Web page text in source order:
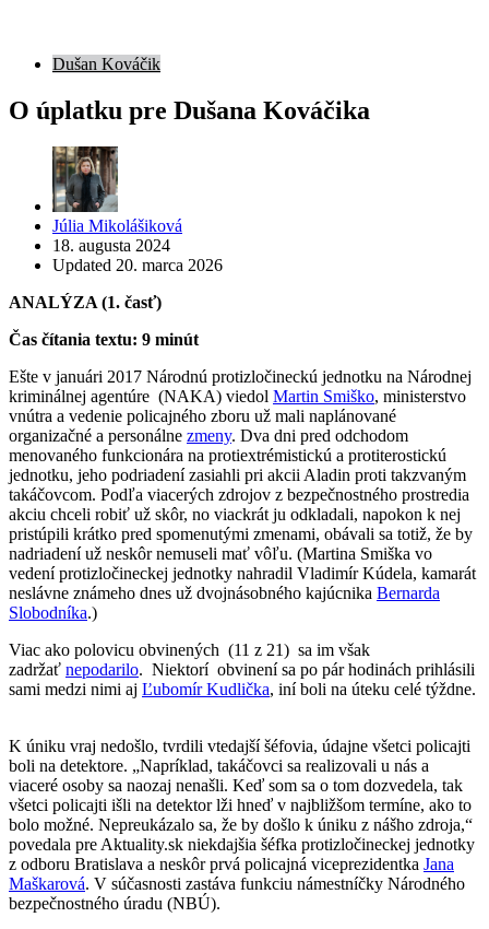
Dušan Kováčik
O úplatku pre Dušana Kováčika
Posted
by
Júlia Mikolášiková
18. augusta 2024
Updated 20. marca 2026
ANALÝZA (1. časť)
Čas čítania textu: 9 minút
Ešte v januári 2017 Národnú protizločineckú jednotku na Národnej
kriminálnej agentúre (NAKA) viedol Martin Smiško, ministerstvo
vnútra a vedenie policajného zboru už mali naplánované
organizačné a personálne zmeny. Dva dni pred odchodom
menovaného funkcionára na protiextrémistickú a protiterostickú
jednotku, jeho podriadení zasiahli pri akcii Aladin proti takzvaným
takáčovcom. Podľa viacerých zdrojov z bezpečnostného prostredia
akciu chceli robiť už skôr, no viackrát ju odkladali, napokon k nej
pristúpili krátko pred spomenutými zmenami, obávali sa totiž, že by
nadriadení už neskôr nemuseli mať vôľu. (Martina Smiška vo
vedení protizločineckej jednotky nahradil Vladimír Kúdela, kamarát
neslávne známeho dnes už dvojnásobného kajúcnika Bernarda
Slobodníka.)
Viac ako polovicu obvinených (11 z 21) sa im však
zadržať nepodarilo. Niektorí obvinení sa po pár hodinách prihlásili
sami medzi nimi aj Ľubomír Kudlička, iní boli na úteku celé týždne.
K úniku vraj nedošlo, tvrdili vtedajší šéfovia, údajne všetci policajti
boli na detektore. „Napríklad, takáčovci sa realizovali u nás a
viaceré osoby sa naozaj nenašli. Keď som sa o tom dozvedela, tak
všetci policajti išli na detektor lži hneď v najbližšom termíne, ako to
bolo možné. Nepreukázalo sa, že by došlo k úniku z nášho zdroja,“
povedala pre Aktuality.sk niekdajšia šéfka protizločineckej jednotky
z odboru Bratislava a neskôr prvá policajná viceprezidentka Jana
Maškarová. V súčasnosti zastáva funkciu námestníčky Národného
bezpečnostného úradu (NBÚ).